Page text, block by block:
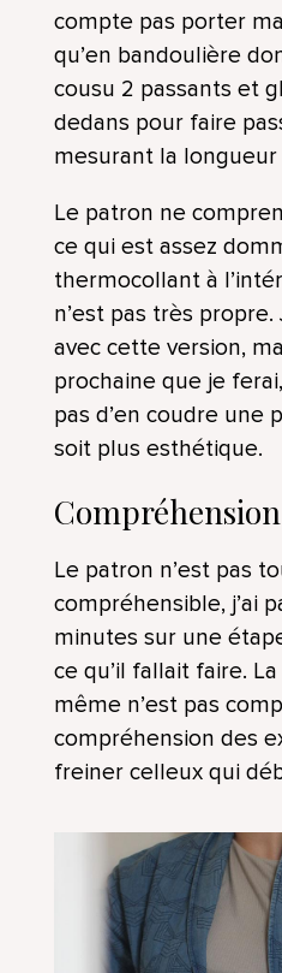
compte pas porter
qu’en bandoulière
cousu 2 passants et
dedans pour faire
mesurant la longueur
Le patron ne
ce qui est assez
thermocollant à
n’est pas très propre.
avec cette version,
prochaine que je
pas d’en coudre une
soit plus esthétique.
Le patron n’est pas
compréhensible, j’ai
minutes sur une
ce qu’il fallait faire.
même n’est pas
compréhension des
freiner celleux qui